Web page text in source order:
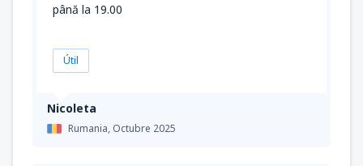
Nicoleta
Rumania, Octubre 2025
până la 19.00
Útil